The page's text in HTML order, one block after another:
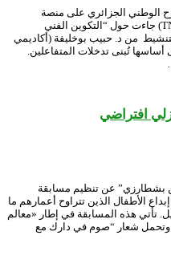
الوطني الجزائري على منصة
التواصل الاجتماعي الفايس بوك (TNA Forum) جاءت حول “التكوين الفني
من د. حبيب بوخليفة (أكاديمي
تُبنى تدخلات المتفاعلين.
افتراضي
بشطارزي” عن تنظيم مسابقة
الأطفال الذين تتراوح أعمارهم ما
الفضيل. تأتي هذه المسابقة في إطار «معالم
وتحمل شعار “صوم في دارك مع